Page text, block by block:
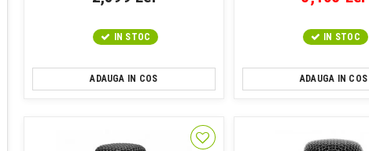
IN STOC
ADAUGA IN COS
IN STOC
ADAUGA IN COS